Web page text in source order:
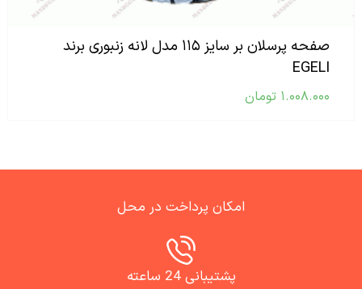
صفحه پرسلان بر سایز ۱۱۵ مدل لانه زنبوری برند
EGELI
۱.۰۰۸.۰۰۰ تومان
امکان پرداخت در محل
پشتیبانی 24 ساعته